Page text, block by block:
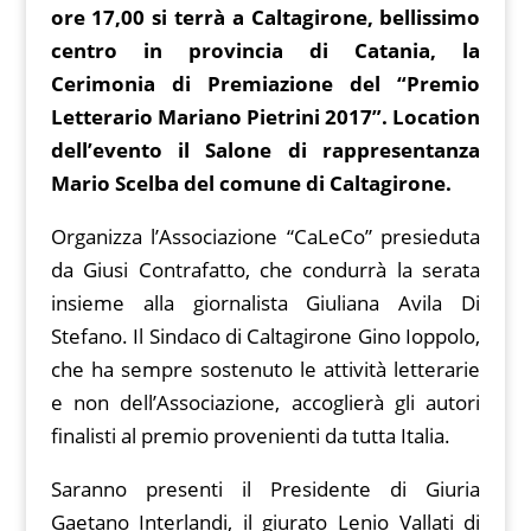
b
o
o
k
st t
s
A
p
p
g
er
y
Li
n
k
o
ar
d
l gr
a
m
ore 17,00 si terrà a Caltagirone, bellissimo
centro in provincia di Catania, la
Cerimonia di Premiazione del “Premio
Letterario Mariano Pietrini 2017”. Location
dell’evento il Salone di rappresentanza
Mario Scelba del comune di Caltagirone.
Organizza l’Associazione “CaLeCo” presieduta
da Giusi Contrafatto, che condurrà la serata
insieme alla giornalista Giuliana Avila Di
Stefano. Il Sindaco di Caltagirone Gino Ioppolo,
che ha sempre sostenuto le attività letterarie
e non dell’Associazione, accoglierà gli autori
finalisti al premio provenienti da tutta Italia.
Saranno presenti il Presidente di Giuria
Gaetano Interlandi, il giurato Lenio Vallati di